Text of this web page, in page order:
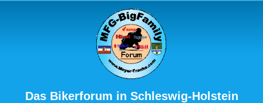
Das Bikerforum in Schleswig-Holstein